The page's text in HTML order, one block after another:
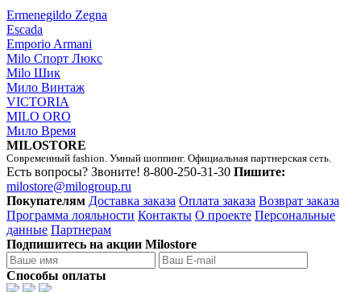
Ermenegildo Zegna
Escada
Emporio Armani
Milo Спорт Люкс
Milo Шик
Мило Винтаж
VICTORIA
MILO ORO
Мило Время
MILOSTORE
Современный fashion. Умный шоппинг. Официальная партнерская сеть.
Есть вопросы? Звоните! 8-800-250-31-30 Пишите:
milostore@milogroup.ru
Покупателям Доставка заказа Оплата заказа Возврат заказа
Программа лояльности Контакты О проекте Персональные
данные Партнерам
Подпишитесь на акции Milostore
Способы оплаты